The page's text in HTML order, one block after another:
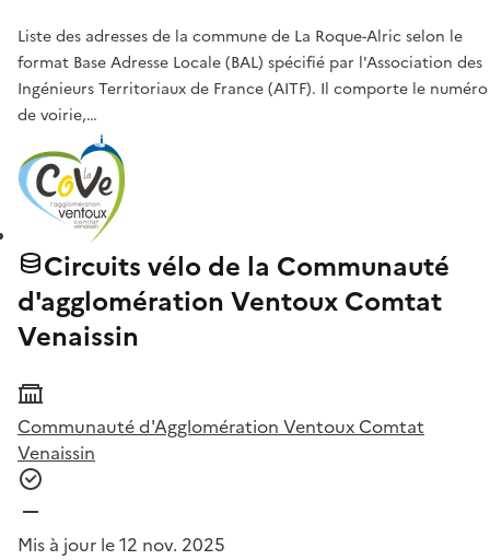
Liste des adresses de la commune de La Roque-Alric selon le
format Base Adresse Locale (BAL) spécifié par l'Association des
Ingénieurs Territoriaux de France (AITF). Il comporte le numéro
de voirie,…
Circuits vélo de la Communauté
d'agglomération Ventoux Comtat
Venaissin
Communauté d'Agglomération Ventoux Comtat
Venaissin
Mis à jour le 12 nov. 2025